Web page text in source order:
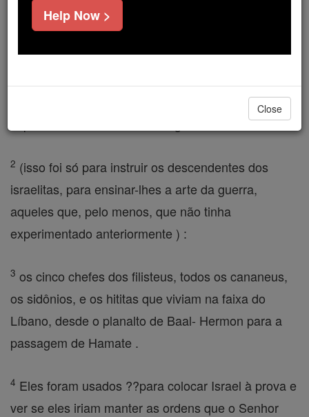
Juízes ⌄ Chapter 3 ⌄
Estas são as nações que o Senhor pode
aqueles israelitas para o teste que não haviam
experimentado nenhuma das guerras de Canaã
2 (isso foi só para instruir os descendentes dos
israelitas, para ensinar-lhes a arte da guerra,
aqueles que, pelo menos, que não tinha
experimentado anteriormente ) :
3 os cinco chefes dos filisteus, todos os cananeus,
os sidônios, e os hititas que viviam na faixa do
Líbano, desde o planalto de Baal- Hermon para a
passagem de Hamate .
4 Eles foram usados ??para colocar Israel à prova e
ver se eles iriam manter as ordens que o Senhor
Help Now >
Close